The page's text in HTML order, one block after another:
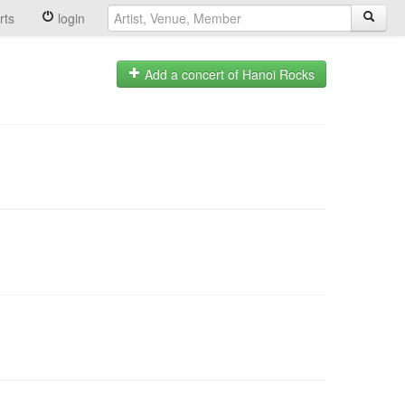
login
Add a concert of Hanoi Rocks